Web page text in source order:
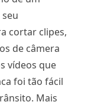
cortar clipes,
de câmera
vídeos que
foi tão fácil
Mais